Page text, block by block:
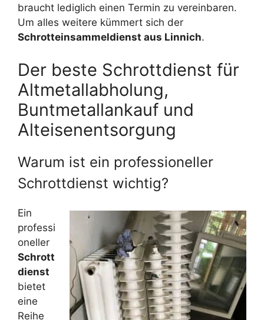
braucht lediglich einen Termin zu vereinbaren.
Um alles weitere kümmert sich der
Schrotteinsammeldienst aus Linnich.
Der beste Schrottdienst für
Altmetallabholung,
Buntmetallankauf und
Alteisenentsorgung
Warum ist ein professioneller
Schrottdienst wichtig?
Ein
professi
oneller
Schrott
dienst
bietet
eine
Reihe